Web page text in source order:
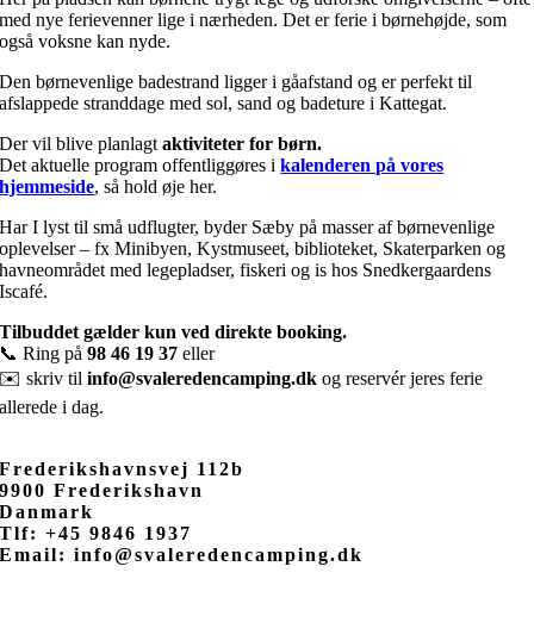
med nye ferievenner lige i nærheden. Det er ferie i børnehøjde, som
også voksne kan nyde.
Den børnevenlige badestrand ligger i gåafstand og er perfekt til
afslappede stranddage med sol, sand og badeture i Kattegat.
Der vil blive planlagtaktiviteter for børn.
Det aktuelle program offentliggøres ikalenderen på vores
hjemmeside, så hold øje her.
Har I lyst til små udflugter, byder Sæby på masser af børnevenlige
oplevelser – fx Minibyen, Kystmuseet, biblioteket, Skaterparken og
havneområdet med legepladser, fiskeri og is hos Snedkergaardens
Iscafé.
Tilbuddet gælder kun ved direkte booking.
📞 Ring på98 46 19 37 eller
✉️ skriv tilinfo@svaleredencamping.dk og reservér jeres ferie
allerede i dag.
Frederikshavnsvej 112b
9900 Frederikshavn
Danmark
Tlf: +45 9846 1937
Email: info@svaleredencamping.dk